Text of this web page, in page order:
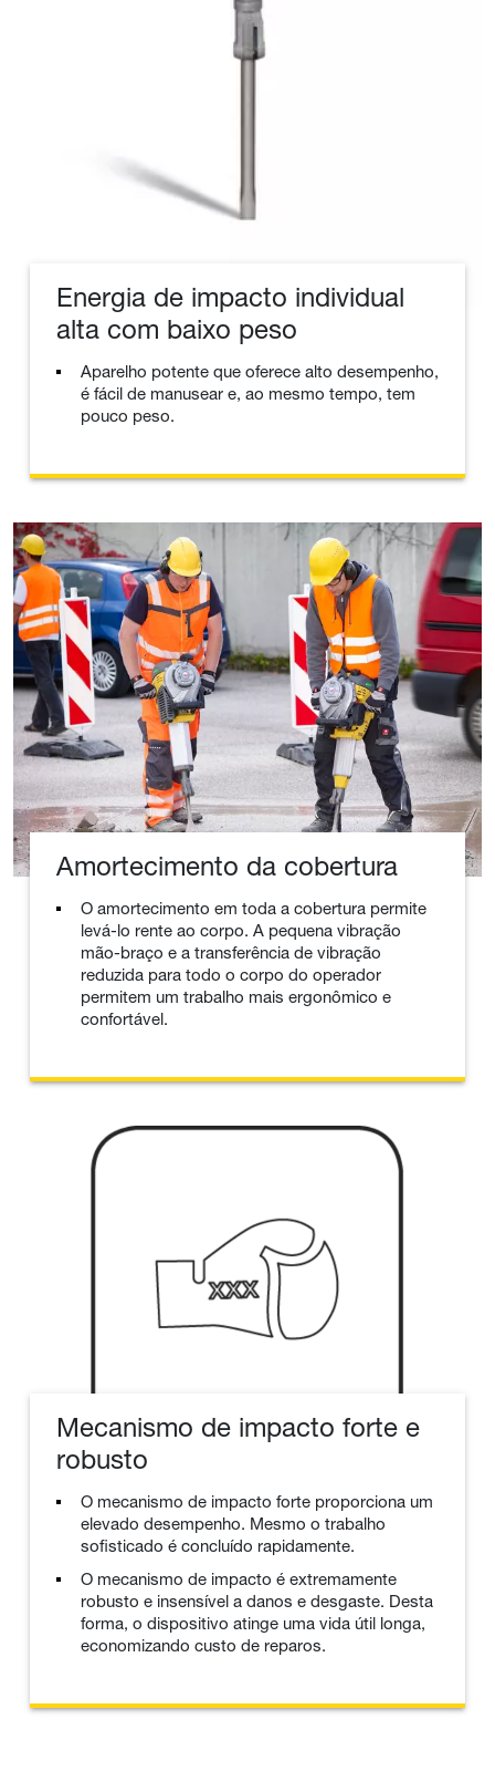
Energia de impacto individual
alta com baixo peso
Aparelho potente que oferece alto desempenho,
é fácil de manusear e, ao mesmo tempo, tem
pouco peso.
Amortecimento da cobertura
O amortecimento em toda a cobertura permite
levá-lo rente ao corpo. A pequena vibração
mão-braço e a transferência de vibração
reduzida para todo o corpo do operador
permitem um trabalho mais ergonômico e
confortável.
Mecanismo de impacto forte e
robusto
O mecanismo de impacto forte proporciona um
elevado desempenho. Mesmo o trabalho
sofisticado é concluído rapidamente.
O mecanismo de impacto é extremamente
robusto e insensível a danos e desgaste. Desta
forma, o dispositivo atinge uma vida útil longa,
economizando custo de reparos.